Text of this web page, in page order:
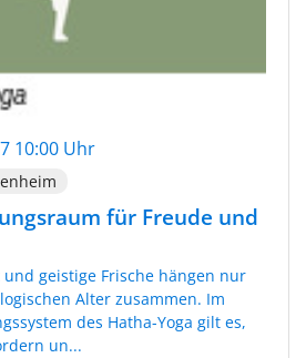
10:00 Uhr
für Freude und
geistige Frische hängen nur
Alter zusammen. Im
des Hatha-Yoga gilt es,
un...